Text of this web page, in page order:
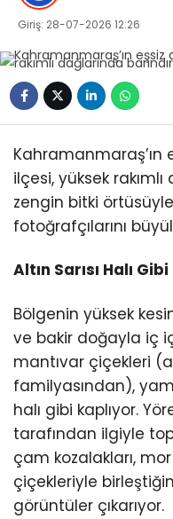
Giriş: 28-07-2026 12:26
Kahramanmaraş’ın
ilçesi, yüksek rakımlı
zengin bitki
fotoğrafçılarını
Altın Sarısı Halı
Bölgenin yüksek
ve bakir doğayla iç
mantıvar çiçekleri
familyasından),
halı gibi kaplıyor.
tarafından ilgiyle
çam kozalakları,
çiçekleriyle
görüntüler çıkarıyor.